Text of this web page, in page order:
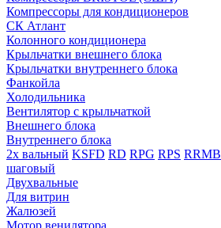
Компрессоры для кондиционеров
СК Атлант
Колонного кондиционера
Крыльчатки внешнего блока
Крыльчатки внутреннего блока
Фанкойла
Холодильника
Вентилятор с крыльчаткой
Внешнего блока
Внутреннего блока
2х вальный KSFD RD RPG RPS RRMB
шаговый
Двухвальные
Для витрин
Жалюзей
Мотор венилятора